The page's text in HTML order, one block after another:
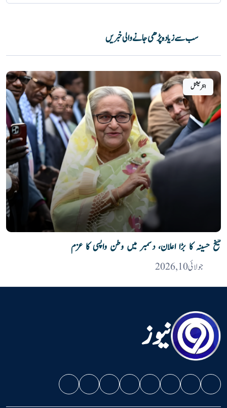
سب سے زیادہ پڑھی جانے والی خبریں
انٹرنیشنل
شیخ حسینہ کا بڑا اعلان، دسمبر میں وطن واپسی کا عزم
جولائی 10, 2026
نیوز